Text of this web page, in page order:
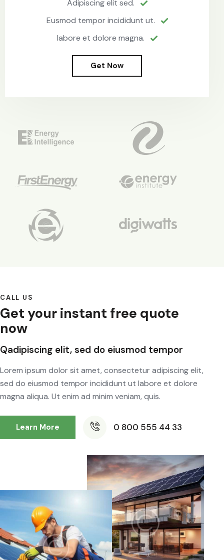
Adipiscing elit sed.
Eusmod tempor incididunt ut.
labore et dolore magna.
Get Now
CALL US
Get your instant free quote
now
Qadipiscing elit, sed do eiusmod tempor
Lorem ipsum dolor sit amet, consectetur adipiscing elit,
sed do eiusmod tempor incididunt ut labore et dolore
magna aliqua. Ut enim ad minim veniam, quis.
Learn More 0 800 555 44 33